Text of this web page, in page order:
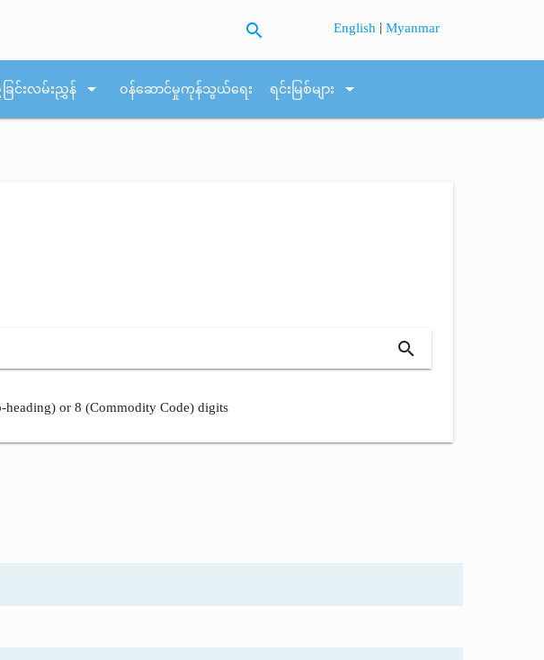
search English |Myanmar
ြင်းလမ်းညွှန် arrow_drop_down ဝန်ဆောင်မှုကုန်သွယ်ရေး ရင်းမြစ်များ arrow_drop_down
search
heading) or 8 (Commodity Code) digits